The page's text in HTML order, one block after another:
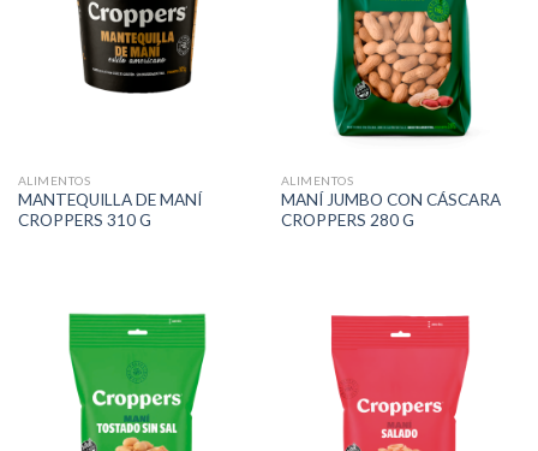
ALIMENTOS
MANTEQUILLA DE MANÍ
CROPPERS 310 G
ALIMENTOS
MANÍ JUMBO CON CÁSCARA
CROPPERS 280 G